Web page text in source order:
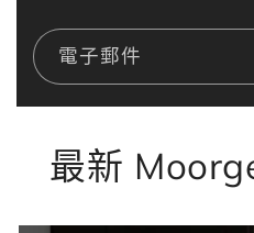
電子郵件
最新